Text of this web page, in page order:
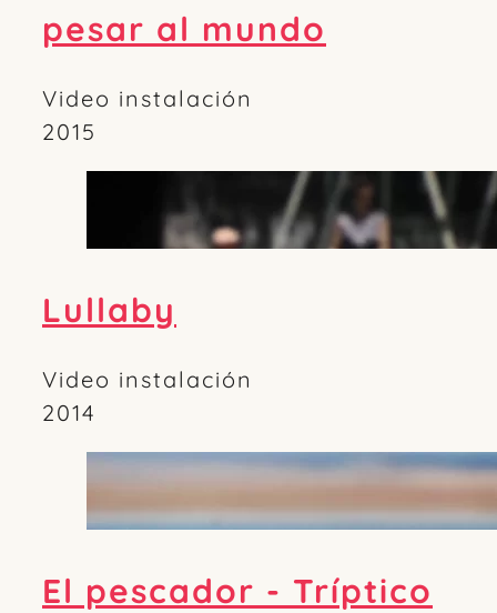
pesar al mundo
Video instalación
2015
Lullaby
Video instalación
2014
El pescador - Tríptico